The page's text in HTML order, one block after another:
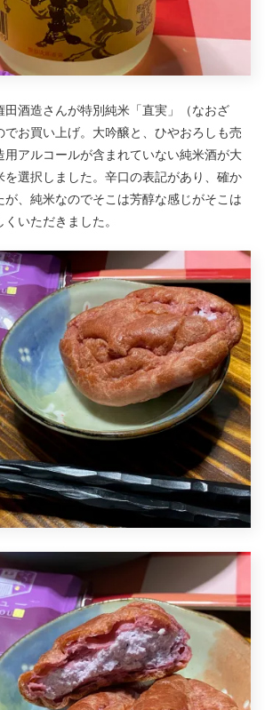
田酒造さんが特別純米「直実」（なおざ
お買い上げ。大吟醸と、ひやおろしも売
用アルコールが含まれていない純米酒が大
を選択しました。辛口の表記があり、確か
が、純米なのでそこは芳醇な感じがそこは
いただきました。